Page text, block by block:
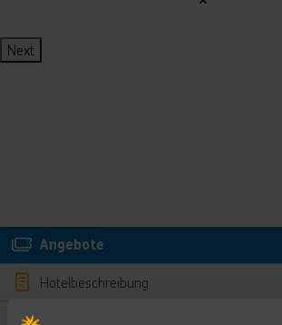
Next
Angebote
Hotelbeschreibung